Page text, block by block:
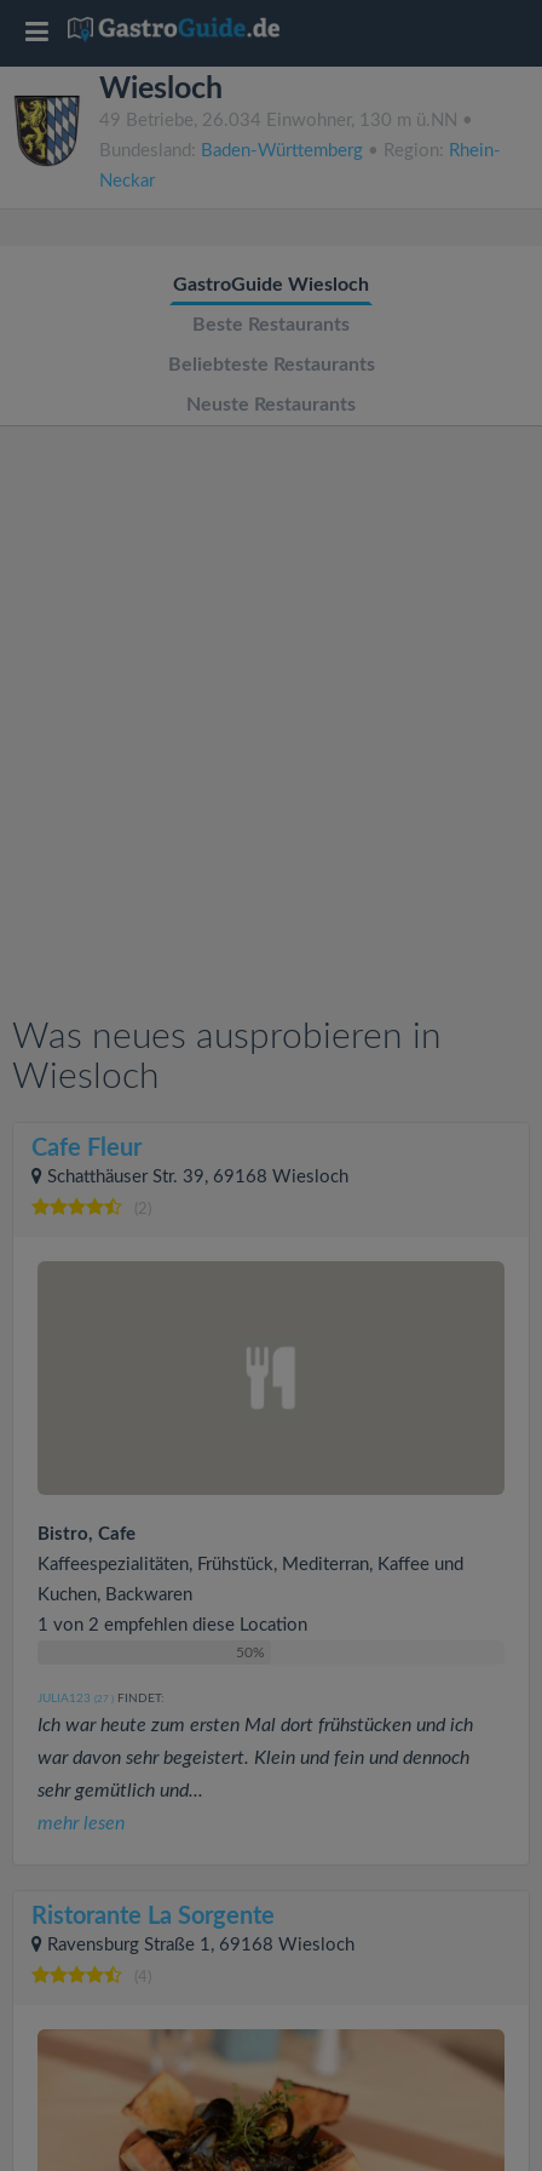
Wiesloch
49 Betriebe, 26.034 Einwohner, 130 m ü.NN •
Bundesland: Baden-Württemberg • Region: Rhein-
Neckar
GastroGuide Wiesloch
Beste Restaurants
Beliebteste Restaurants
Neuste Restaurants
Was neues ausprobieren in
Wiesloch
Cafe Fleur
Schatthäuser Str. 39, 69168 Wiesloch
(2)
Bistro, Cafe
Kaffeespezialitäten, Frühstück, Mediterran, Kaffee und
Kuchen, Backwaren
1 von 2 empfehlen diese Location
50%
JULIA123 (27 ) FINDET:
Ich war heute zum ersten Mal dort frühstücken und ich
war davon sehr begeistert. Klein und fein und dennoch
sehr gemütlich und...
mehr lesen
Ristorante La Sorgente
Ravensburg Straße 1, 69168 Wiesloch
(4)
T
o
g